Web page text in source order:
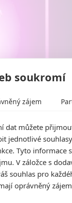
soukromí
zájem
dat můžete
jednotlivé
Tyto informace
V záložce s
souhlas pro
oprávněný